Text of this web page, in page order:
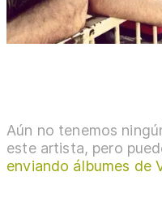
Aún no tenemos
este artista, pero
enviando álbumes de